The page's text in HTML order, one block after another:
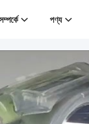
পণ্য